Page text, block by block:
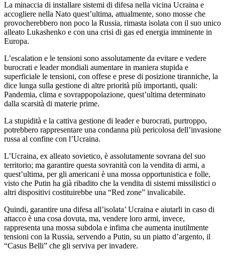
La minaccia di installare sistemi di difesa nella vicina Ucraina e
accogliere nella Nato quest’ultima, attualmente, sono mosse che
provocherebbero non poco la Russia, rimasta isolata con il suo unico
alleato Lukashenko e con una crisi di gas ed energia imminente in
Europa.
L’escalation e le tensioni sono assolutamente da evitare e vedere
burocrati e leader mondiali aumentare in maniera stupida e
superficiale le tensioni, con offese e prese di posizione tiranniche, la
dice lunga sulla gestione di altre priorità più importanti, quali:
Pandemia, clima e sovrappopolazione, quest’ultima determinato
dalla scarsità di materie prime.
La stupidità e la cattiva gestione di leader e burocrati, purtroppo,
potrebbero rappresentare una condanna più pericolosa dell’invasione
russa al confine con l’Ucraina.
L’Ucraina, ex alleato sovietico, è assolutamente sovrana del suo
territorio; ma garantire questa sovranità con la vendita di armi, a
quest’ultima, per gli americani è una mossa opportunistica e folle,
visto che Putin ha già ribadito che la vendita di sistemi missilistici o
altri dispositivi costituirebbe una “Red zone” invalicabile.
Quindi, garantire una difesa all’isolata’ Ucraina e aiutarli in caso di
attacco è una cosa dovuta, ma, vendere loro armi, invece,
rappresenta una mossa subdola e infima che aumenta inutilmente
tensioni con la Russia, servendo a Putin, su un piatto d’argento, il
“Casus Belli” che gli serviva per invadere.